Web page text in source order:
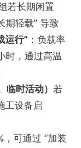
若长期闲置
期轻载” 导致
运行” ：负载率
时，通过高温
时活动） 若
工设备启
可通过 “加装